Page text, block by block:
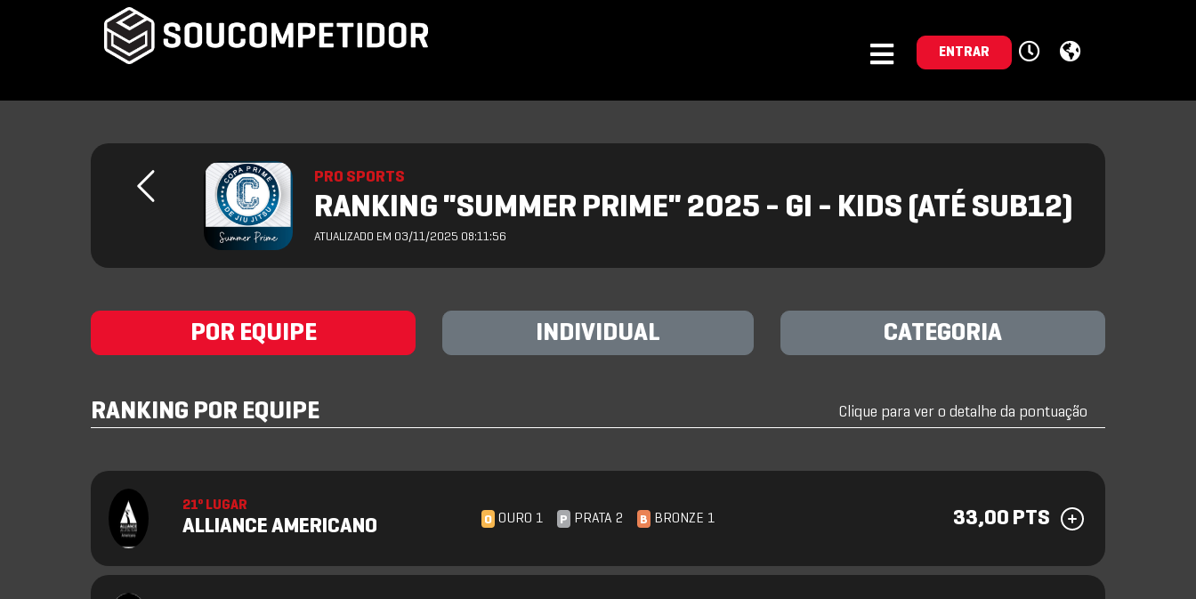
ENTRAR
PRO SPORTS
RANKING "SUMMER PRIME" 2025 - GI - KIDS (ATÉ SUB12)
ATUALIZADO EM 03/11/2025 08:11:56
POR EQUIPE INDIVIDUAL CATEGORIA
RANKING POR EQUIPE Clique para ver o detalhe da pontuação
21º LUGAR
ALLIANCE AMERICANO O OURO 1 P PRATA 2 B BRONZE 1 33,00 PTS